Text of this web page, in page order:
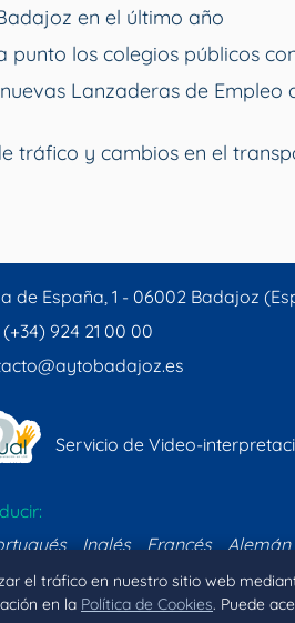
el tráfico en nuestro sitio web
en la Política de Cookies. Puede
en el último año
punto los colegios públicos
Lanzaderas de
tráfico y cambios en el
de España, 1 - 06002 Badajoz
(+34) 924 21 00 00
Servicio de Video-
Inglés Francés Alemán
Aviso